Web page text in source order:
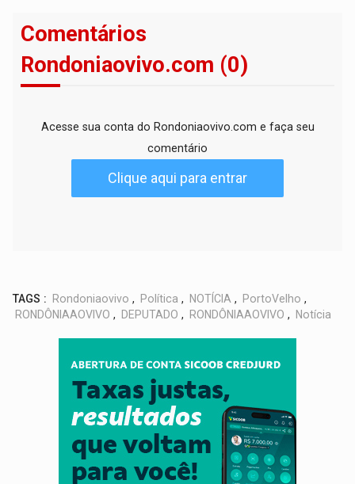
Comentários
Rondoniaovivo.com (0)
Acesse sua conta do Rondoniaovivo.com e faça seu
comentário
Clique aqui para entrar
TAGS : Rondoniaovivo , Política , NOTÍCIA , PortoVelho ,
RONDÔNIAAOVIVO , DEPUTADO , RONDÔNIAAOVIVO , Notícia